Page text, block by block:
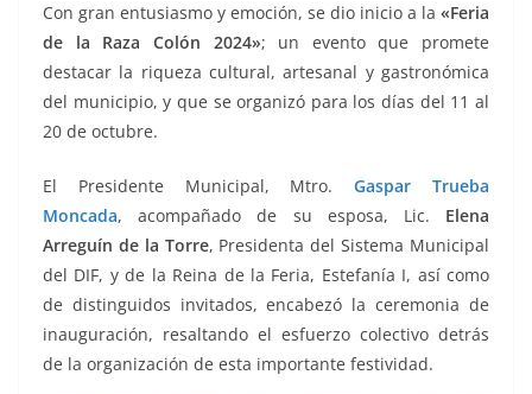
Con gran entusiasmo y emoción, se dio inicio a la «Feria
de la Raza Colón 2024»; un evento que promete
destacar la riqueza cultural, artesanal y gastronómica
del municipio, y que se organizó para los días del 11 al
20 de octubre.
El Presidente Municipal, Mtro.Gaspar Trueba
Moncada, acompañado de su esposa, Lic. Elena
Arreguín de la Torre, Presidenta del Sistema Municipal
del DIF, y de la Reina de la Feria, Estefanía I, así como
de distinguidos invitados, encabezó la ceremonia de
inauguración, resaltando el esfuerzo colectivo detrás
de la organización de esta importante festividad.